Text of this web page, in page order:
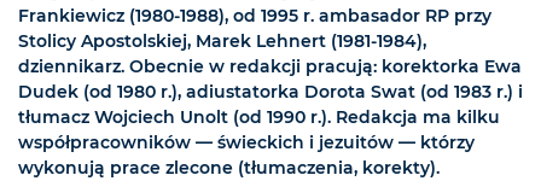
Frankiewicz (1980-1988), od 1995 r. ambasador RP przy
Stolicy Apostolskiej, Marek Lehnert (1981-1984),
dziennikarz. Obecnie w redakcji pracują: korektorka Ewa
Dudek (od 1980 r.), adiustatorka Dorota Swat (od 1983 r.) i
tłumacz Wojciech Unolt (od 1990 r.). Redakcja ma kilku
współpracowników — świeckich i jezuitów — którzy
wykonują prace zlecone (tłumaczenia, korekty).